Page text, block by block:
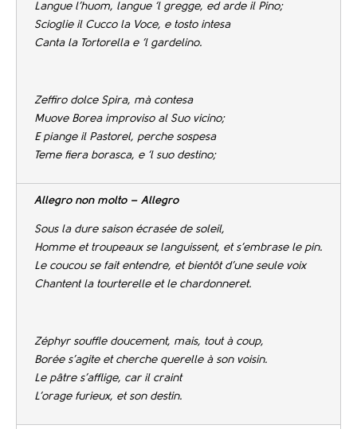
Langue l’huom, langue ‘l gregge, ed arde il Pino;
Scioglie il Cucco la Voce, e tosto intesa
Canta la Tortorella e ‘l gardelino.
Zeffiro dolce Spira, mà contesa
Muove Borea improviso al Suo vicino;
E piange il Pastorel, perche sospesa
Teme fiera borasca, e ‘l suo destino;
Allegro non molto – Allegro
Sous la dure saison écrasée de soleil,
Homme et troupeaux se languissent, et s’embrase le pin.
Le coucou se fait entendre, et bientôt d’une seule voix
Chantent la tourterelle et le chardonneret.
Zéphyr souffle doucement, mais, tout à coup,
Borée s’agite et cherche querelle à son voisin.
Le pâtre s’afflige, car il craint
L’orage furieux, et son destin.